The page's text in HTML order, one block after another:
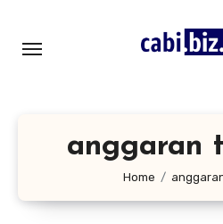
konten
anggaran
Home